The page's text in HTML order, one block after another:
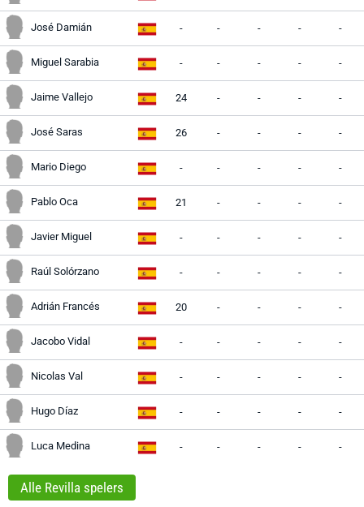
José Damián - - - - -
Miguel Sarabia - - - - -
Jaime Vallejo 24 - - - -
José Saras 26 - - - -
Mario Diego - - - - -
Pablo Oca 21 - - - -
Javier Miguel - - - - -
Raúl Solórzano - - - - -
Adrián Francés 20 - - - -
Jacobo Vidal - - - - -
Nicolas Val - - - - -
Hugo Díaz - - - - -
Luca Medina - - - - -
Alle Revilla spelers